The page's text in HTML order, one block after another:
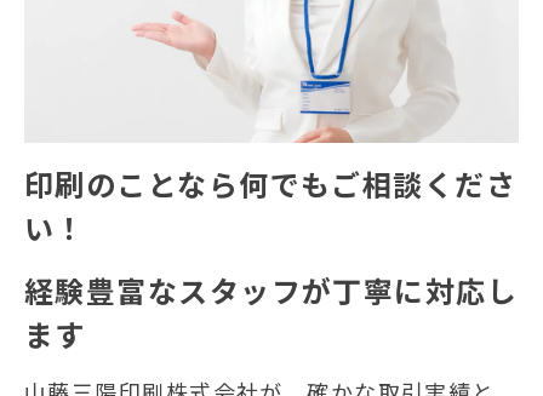
印刷のことなら何でもご相談くださ
い！
経験豊富なスタッフが丁寧に対応し
ます